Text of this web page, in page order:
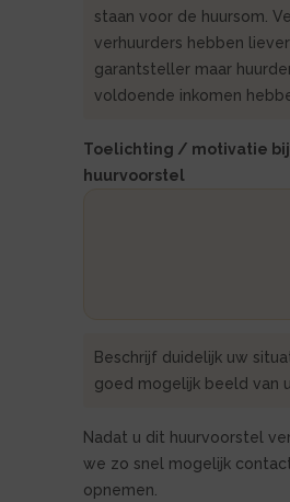
staan voor de huursom.
verhuurders hebben
garantsteller maar
voldoende inkomen
Toelichting / motivatie
huurvoorstel
Beschrijf duidelijk uw
goed mogelijk beeld van
Nadat u dit huurvoorstel
we zo snel mogelijk
opnemen.